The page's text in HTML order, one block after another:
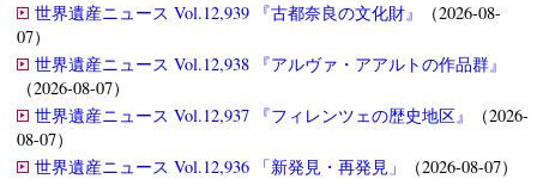
世界遺産ニュース Vol.12,939 『古都奈良の文化財』
（2026-08-
07）
世界遺産ニュース Vol.12,938 『アルヴァ・アアルトの作品群』
（2026-08-07）
世界遺産ニュース Vol.12,937 『フィレンツェの歴史地区』
（2026-
08-07）
世界遺産ニュース Vol.12,936 「新発見・再発見」
（2026-08-07）